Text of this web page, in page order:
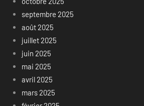
septembre 2025
août 2025
juillet 2025
juin 2025
mai 2025
avril 2025
mars 2025